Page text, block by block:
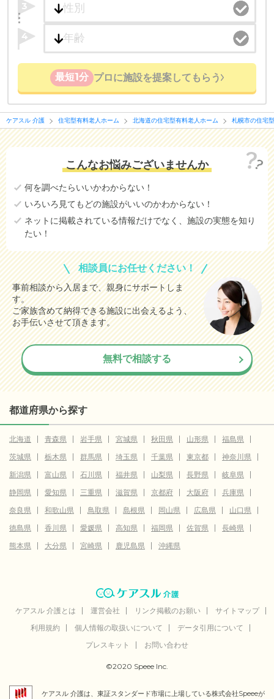
3
4
最短1分 プロに施設を提案してもらう
ケアスル 介護 住宅型有料老人ホーム 北海道の住宅型有料老人ホーム 札幌市の住宅
こんなお悩みございませんか
何を調べたらいいかわからない！
いろいろ見てもどの施設がいいのかわからない！
ネットに掲載されている情報だけでなく、施設の実態を知り
たい！
相談員にお任せください！
事前相談から入居まで、親身にサポートしま
す。
ご家族含めて納得できる施設に出会えるよう、
お手伝いさせて頂きます。
無料で相談する
都道府県から探す
北海道 青森県 岩手県 宮城県 秋田県 山形県
福島県
茨城県
栃木県 群馬県 埼玉県 千葉県 東京都
神奈川県
新潟県
富山県 石川県 福井県 山梨県 長野県
岐阜県
静岡県
愛知県 三重県 滋賀県 京都府 大阪府
兵庫県
奈良県
和歌山県 鳥取県 島根県 岡山県 広島県
山口県
徳島県
香川県 愛媛県 高知県 福岡県 佐賀県
長崎県
熊本県
大分県 宮崎県 鹿児島県 沖縄県
ケアスル 介護とは 運営会社 リンク掲載のお願い
サイトマップ
利用規約
個人情報の取扱いについて
データ引用について
プレスキット
お問い合わせ
©2020 Speee Inc.
ケアスル 介護は、東証スタンダード市場に上場している株式会社Speeeが